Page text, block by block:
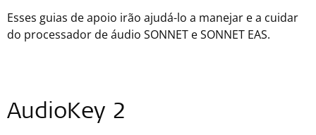
Esses guias de apoio irão ajudá-lo a manejar e a cuidar
do processador de áudio SONNET e SONNET EAS.
AudioKey 2